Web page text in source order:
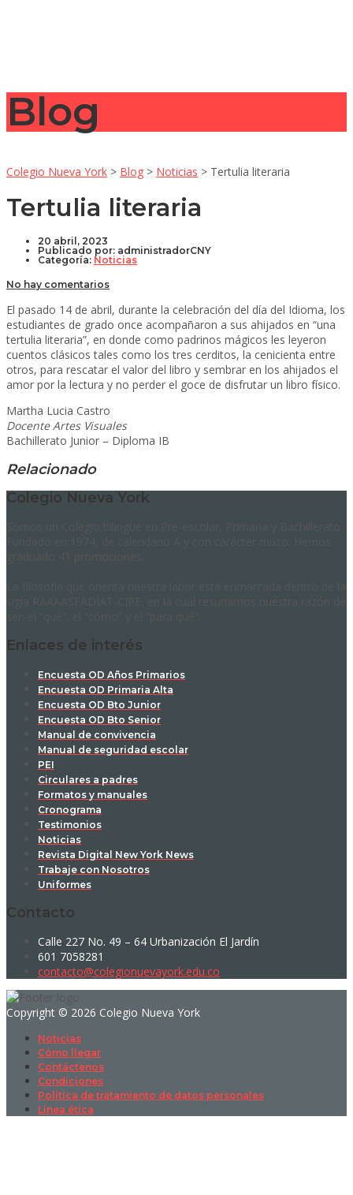
Blog
Colegio Nueva York > Blog > Noticias > Tertulia literaria
Tertulia literaria
20 abril, 2023
Publicado por: administradorCNY
Categoría: Noticias
No hay comentarios
El pasado 14 de abril, durante la celebración del día del Idioma, los
estudiantes de grado once acompañaron a sus ahijados en “una
tertulia literaria”, en donde como padrinos mágicos les leyeron
cuentos clásicos tales como los tres cerditos, la cenicienta entre
otros, para rescatar el valor del libro y sembrar en los ahijados el
amor por la lectura y no perder el goce de disfrutar un libro físico.
Martha Lucia Castro
Docente Artes Visuales
Bachillerato Junior – Diploma IB
Relacionado
Colegio Nueva York
Enlaces de interés
Encuesta OD Años Primarios
Encuesta OD Primaria Alta
Encuesta OD Bto Junior
Encuesta OD Bto Senior
Manual de convivencia
Manual de seguridad escolar
PEI
Circulares a padres
Formatos y manuales
Cronograma
Testimonios
Noticias
Revista Digital New York News
Trabaje con Nosotros
Uniformes
Contacto
Calle 227 No. 49 – 64 Urbanización El Jardín
601 7058281
contacto@colegionuevayork.edu.co
Copyright © 2026 Colegio Nueva York
Noticias
Cómo llegar
Contáctenos
Condiciones
Política de tratamiento de datos personales
Línea ética